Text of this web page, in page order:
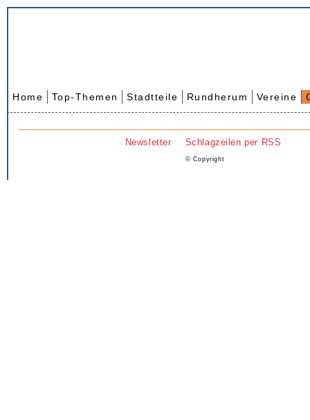
Home Top-Themen Stadtteile Rundherum Vereine
Newsletter Schlagzeilen per RSS
© Copyright